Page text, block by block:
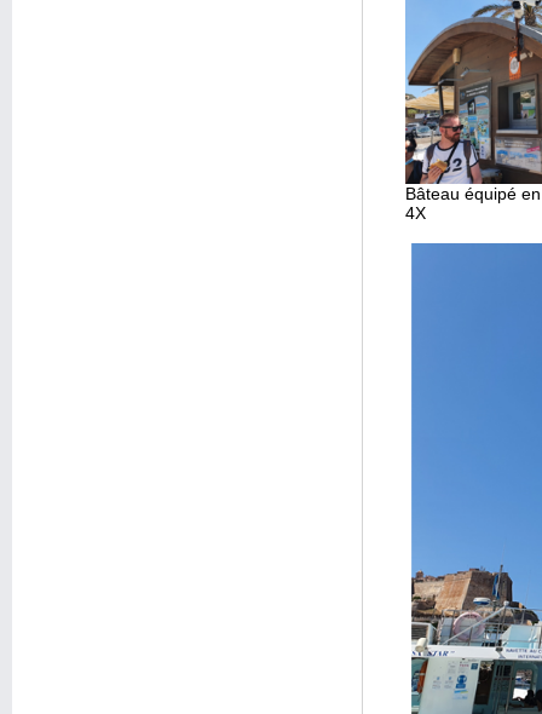
Bâteau équipé
4X